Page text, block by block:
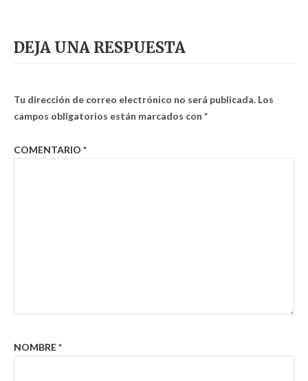
DEJA UNA RESPUESTA
Tu dirección de correo electrónico no será publicada. Los
campos obligatorios están marcados con *
COMENTARIO *
NOMBRE*